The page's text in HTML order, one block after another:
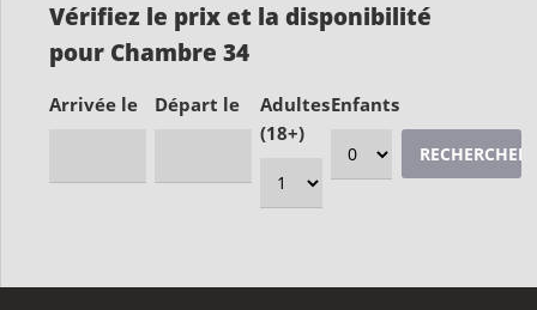
Vérifiez le prix et la disponibilité
pour Chambre 34
Arrivée le Départ le
Adultes
(18+)
Enfants